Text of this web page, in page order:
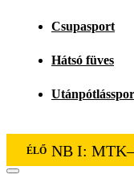
Csupasport
Hátsó füves
ÉLŐ NB I: